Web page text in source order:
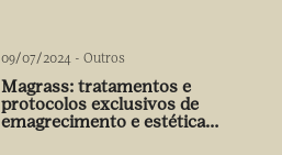
09/07/2024 - Outros
Magrass: tratamentos e
protocolos exclusivos de
emagrecimento e estética